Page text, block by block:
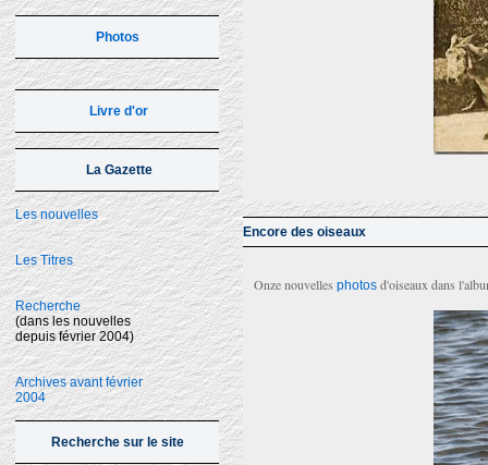
Photos
Livre d'or
La Gazette
Les nouvelles
Les Titres
Recherche
(dans les nouvelles
depuis février 2004)
Archives avant février
2004
Recherche sur le site
Encore des oiseaux
Onze nouvelles photos d'oiseaux dans